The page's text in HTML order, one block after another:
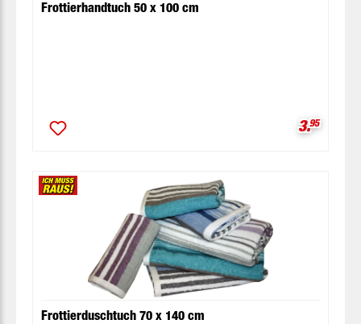
Frottierhandtuch 50 x 100 cm
3.95
Frottierduschtuch 70 x 140 cm